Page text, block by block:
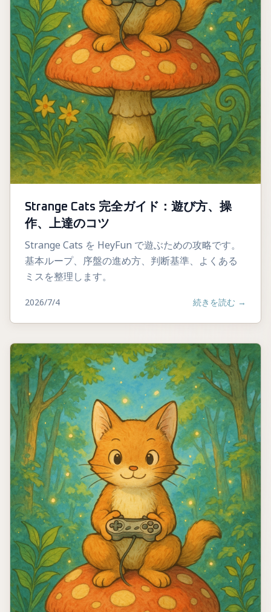
Strange Cats 完全ガイド：遊び方、操
作、上達のコツ
Strange Cats を HeyFun で遊ぶための攻略です。
基本ループ、序盤の進め方、判断基準、よくある
ミスを整理します。
2026/7/4 続きを読む →